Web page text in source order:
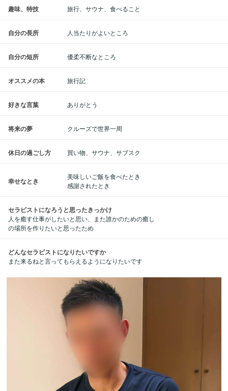
趣味、特技 旅行、サウナ、食べること
自分の長所 人当たりがよいところ
自分の短所 優柔不断なところ
オススメの本 旅行記
好きな言葉 ありがとう
将来の夢 クルーズで世界一周
休日の過ごし方 買い物、サウナ、サブスク
幸せなとき
美味しいご飯を食べたとき
感謝されたとき
セラピストになろうと思ったきっかけ
人を癒す仕事がしたいと思い、また誰かのための癒し
の場所を作りたいと思ったため
どんなセラピストになりたいですか
また来るねと言ってもらえるようになりたいです